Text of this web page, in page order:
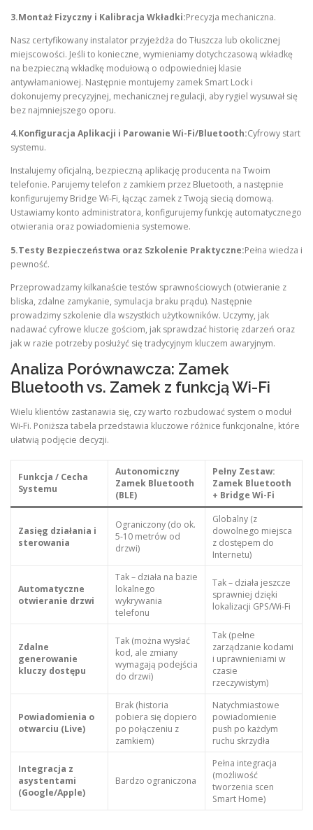
3.Montaż Fizyczny i Kalibracja Wkładki:Precyzja mechaniczna.
Nasz certyfikowany instalator przyjeżdża do Tłuszcza lub okolicznej
miejscowości. Jeśli to konieczne, wymieniamy dotychczasową wkładkę
na bezpieczną wkładkę modułową o odpowiedniej klasie
antywłamaniowej. Następnie montujemy zamek Smart Lock i
dokonujemy precyzyjnej, mechanicznej regulacji, aby rygiel wysuwał się
bez najmniejszego oporu.
4.Konfiguracja Aplikacji i Parowanie Wi-Fi/Bluetooth:Cyfrowy start
systemu.
Instalujemy oficjalną, bezpieczną aplikację producenta na Twoim
telefonie. Parujemy telefon z zamkiem przez Bluetooth, a następnie
konfigurujemy Bridge Wi-Fi, łącząc zamek z Twoją siecią domową.
Ustawiamy konto administratora, konfigurujemy funkcję automatycznego
otwierania oraz powiadomienia systemowe.
5.Testy Bezpieczeństwa oraz Szkolenie Praktyczne:Pełna wiedza i
pewność.
Przeprowadzamy kilkanaście testów sprawnościowych (otwieranie z
bliska, zdalne zamykanie, symulacja braku prądu). Następnie
prowadzimy szkolenie dla wszystkich użytkowników. Uczymy, jak
nadawać cyfrowe klucze gościom, jak sprawdzać historię zdarzeń oraz
jak w razie potrzeby posłużyć się tradycyjnym kluczem awaryjnym.
Analiza Porównawcza: Zamek
Bluetooth vs. Zamek z funkcją Wi-Fi
Wielu klientów zastanawia się, czy warto rozbudować system o moduł
Wi-Fi. Poniższa tabela przedstawia kluczowe różnice funkcjonalne, które
ułatwią podjęcie decyzji.
Funkcja / Cecha
Systemu
Autonomiczny
Zamek Bluetooth
(BLE)
Pełny Zestaw:
Zamek Bluetooth
+ Bridge Wi-Fi
Zasięg działania i
sterowania
Ograniczony (do ok.
5-10 metrów od
drzwi)
Globalny (z
dowolnego miejsca
z dostępem do
Internetu)
Automatyczne
otwieranie drzwi
Tak – działa na bazie
lokalnego
wykrywania
telefonu
Tak – działa jeszcze
sprawniej dzięki
lokalizacji GPS/Wi-Fi
Zdalne
generowanie
kluczy dostępu
Tak (można wysłać
kod, ale zmiany
wymagają podejścia
do drzwi)
Tak (pełne
zarządzanie kodami
i uprawnieniami w
czasie
rzeczywistym)
Powiadomienia o
otwarciu (Live)
Brak (historia
pobiera się dopiero
po połączeniu z
zamkiem)
Natychmiastowe
powiadomienie
push po każdym
ruchu skrzydła
Integracja z
asystentami
(Google/Apple)
Bardzo ograniczona
Pełna integracja
(możliwość
tworzenia scen
Smart Home)